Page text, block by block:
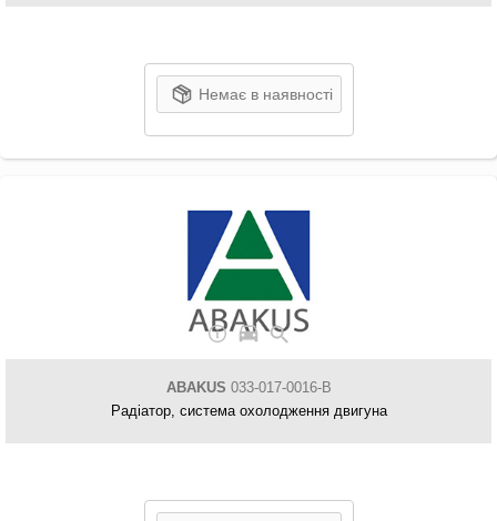
Немає в наявності
ABAKUS 033-017-0016-B
Радіатор, система охолодження двигуна